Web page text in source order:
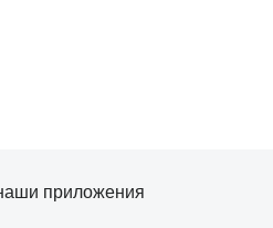
приложения